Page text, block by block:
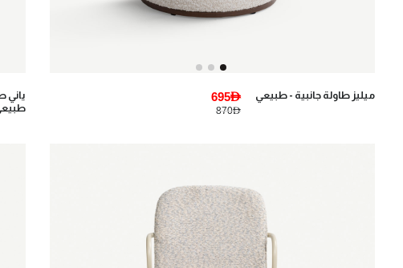
ميليز طاولة جانبية - طبيعي 695AED
870AED